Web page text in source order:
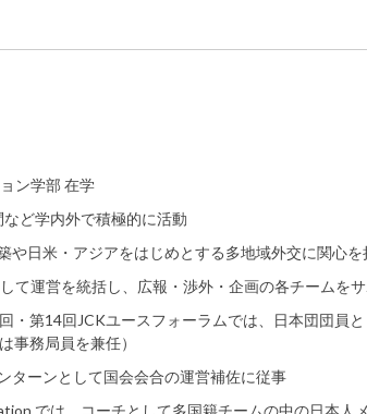
ン学部 在学
ど学内外で積極的に活動
や日米・アジアをはじめとする多地域外交に関心を
て運営を統括し、広報・渉外・企画の各チームを
・第14回JCKユースフォーラムでは、日本団団員と
事務局員を兼任）
ターンとして国会会合の運営補佐に従事